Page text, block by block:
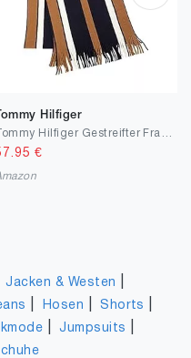
Tommy Hilfiger
€
Jacken & Westen
Hosen |Shorts
|Jumpsuits